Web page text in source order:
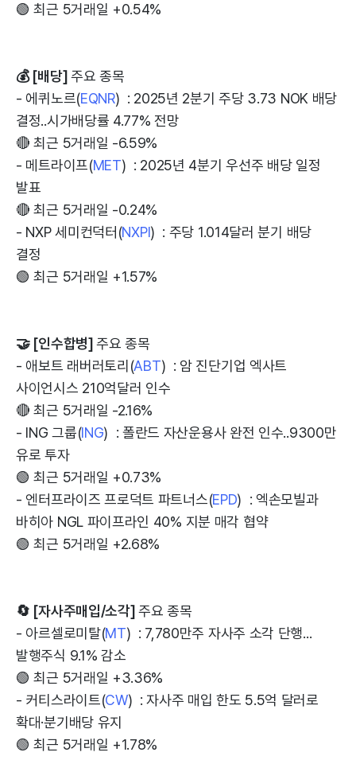
🟢 최근 5거래일 +0.54%
💰 [배당] 주요 종목
- 에퀴노르(EQNR) : 2025년 2분기 주당 3.73 NOK 배당
결정..시가배당률 4.77% 전망
🔴 최근 5거래일 -6.59%
- 메트라이프(MET) : 2025년 4분기 우선주 배당 일정
발표
🔴 최근 5거래일 -0.24%
- NXP 세미컨덕터(NXPI) : 주당 1.014달러 분기 배당
결정
🟢 최근 5거래일 +1.57%
🤝 [인수합병]주요 종목
- 애보트 래버러토리(ABT) : 암 진단기업 엑사트
사이언시스 210억달러 인수
🔴 최근 5거래일 -2.16%
- ING 그룹(ING) : 폴란드 자산운용사 완전 인수..9300만
유로 투자
🟢 최근 5거래일 +0.73%
- 엔터프라이즈 프로덕트 파트너스(EPD) : 엑손모빌과
바히아 NGL 파이프라인 40% 지분 매각 협약
🟢 최근 5거래일 +2.68%
🔄 [자사주매입/소각]주요 종목
- 아르셀로미탈(MT) : 7,780만주 자사주 소각 단행...
발행주식 9.1% 감소
🟢 최근 5거래일 +3.36%
- 커티스라이트(CW) : 자사주 매입 한도 5.5억 달러로
확대·분기배당 유지
🟢 최근 5거래일 +1.78%